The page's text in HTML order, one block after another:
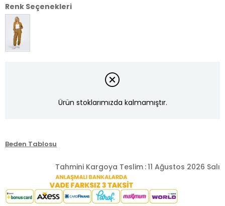
Renk Seçenekleri
Ürün stoklarımızda kalmamıştır.
Beden Tablosu
Tahmini Kargoya Teslim :11 Ağustos 2026 Salı